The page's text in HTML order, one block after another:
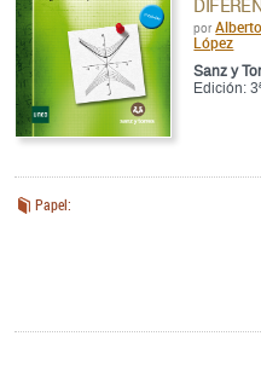
por
López
Sanz y
Edición:
Papel: